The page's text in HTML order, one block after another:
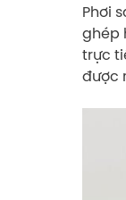
Phơi
ghép
trực
được